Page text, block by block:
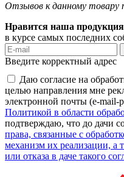
Отзывов к данному товару
Нравится наша
в курсе самых последних
Введите корректный адрес
Даю согласие на
целью направления мне
электронной почты (e-mail-
Политикой в области
подтверждаю, что до дачи
права, связанные с
механизм их реализации, а
или отказа в даче такого